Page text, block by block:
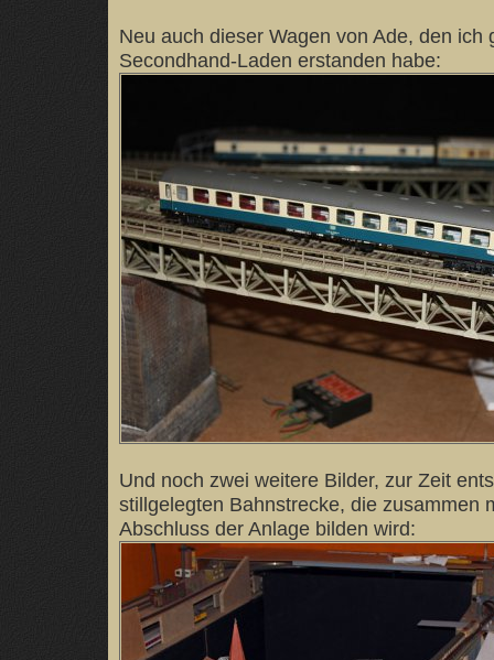
Neu auch dieser Wagen von Ade, den ich
Secondhand-Laden erstanden habe:
Und noch zwei weitere Bilder, zur Zeit
stillgelegten Bahnstrecke, die zusammen
Abschluss der Anlage bilden wird: